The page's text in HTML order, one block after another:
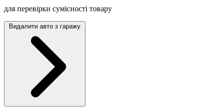
для перевірки сумісності товару
Видалити авто з гаражу